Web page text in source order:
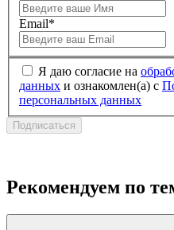
Email*
Я даю согласие на
данных и ознакомлен(а) с
персональных данных
Подписаться
Рекомендуем по